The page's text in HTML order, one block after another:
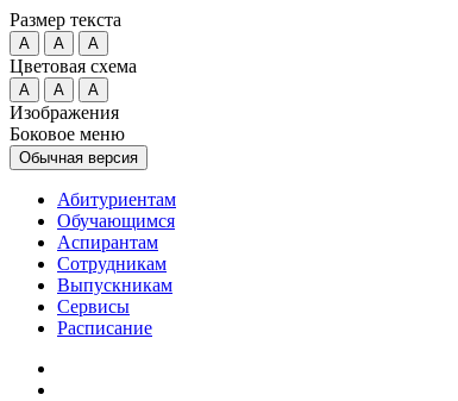
Размер текста
A A A
Цветовая схема
A A A
Изображения
Боковое меню
Обычная версия
Абитуриентам
Обучающимся
Аспирантам
Сотрудникам
Выпускникам
Сервисы
Расписание